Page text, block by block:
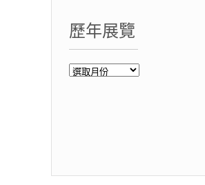
歷年展覽
歷